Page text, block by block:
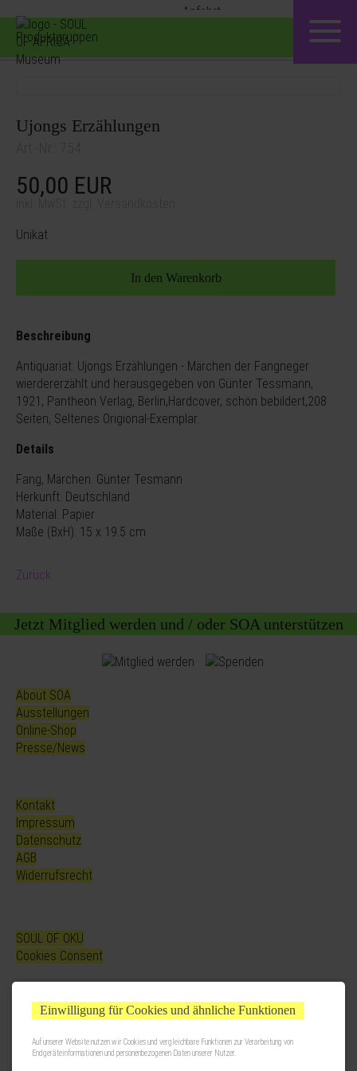
Produktgruppen
Ujongs Erzählungen
50,00 EUR
Unikat
Beschreibung
Antiquariat: Ujongs Erzählungen - Märchen der Fangneger
wierdererzählt und herausgegeben von Günter Tessmann,
1921, Pantheon Verlag, Berlin,Hardcover, schön bebildert,208
Seiten, Seltenes Origional-Exemplar.
Details
Fang, Märchen. Günter Tesmann
Herkunft: Deutschland
Material: Papier
Maße (BxH): 15 x 19.5 cm
Zurück
Jetzt Mitglied werden und / oder SOA unterstützen
About SOA
Ausstellungen
Online-Shop
Presse/News
Kontakt
Impressum
Datenschutz
AGB
Widerrufsrecht
SOUL OF OKU
Cookies Consent
Einwilligung für Cookies und ähnliche Funktionen
Auf unserer Website nutzen wir Cookies und vergleichbare Funktionen zur Verarbeitung von
Endgeräteinformationen und personenbezogenen Daten unserer Nutzer.